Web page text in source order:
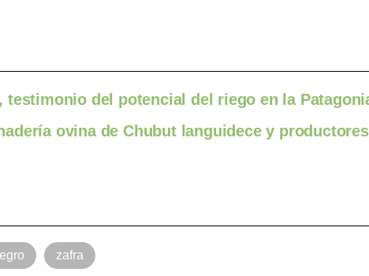
testimonio del potencial del riego en la
ovina de Chubut languidece y productores
zafra